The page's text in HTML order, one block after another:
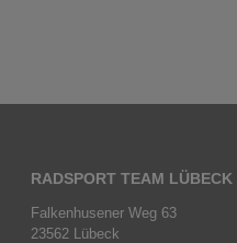
RADSPORT TEAM LÜBECK
Falkenhusener Weg 63
23562 Lübeck